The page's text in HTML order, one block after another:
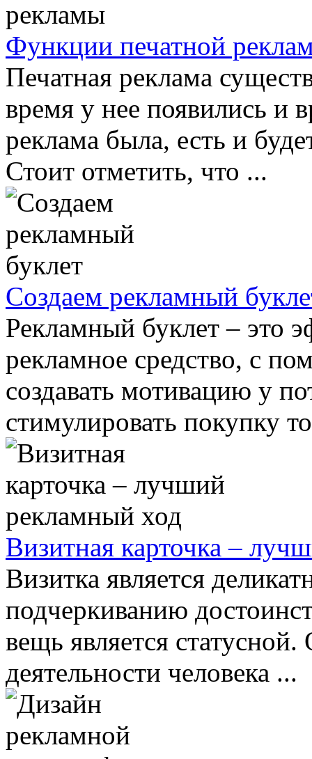
Функции печатной
Печатная реклама
время у нее появились и
реклама была, есть и
Стоит отметить, что ...
Создаем рекламный
Рекламный буклет – это
рекламное средство, с
создавать мотивацию у
стимулировать покупку
Визитная карточка –
Визитка является
подчеркиванию
вещь является статусной.
деятельности человека ...